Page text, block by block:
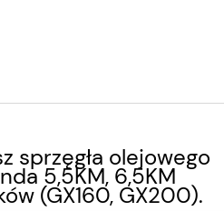
sprzęgła olejowego
5,5KM, 6,5KM
(GX160, GX200).